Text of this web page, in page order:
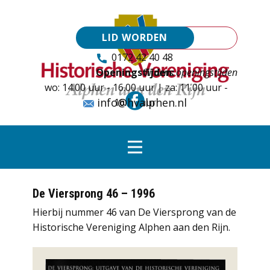
LID WORDEN
0172 42 40 48
Tijdens openingstijden
Openingstijden:
wo: 14.00 uur - 16.00 uur | za: 11.00 uur -
16.00 uur
info@hvalphen.nl
De Viersprong 46 – 1996
Hierbij nummer 46 van De Viersprong van de
Historische Vereniging Alphen aan den Rijn.